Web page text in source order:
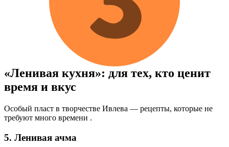
«Ленивая кухня»: для тех, кто ценит
время и вкус
Особый пласт в творчестве Ивлева — рецепты, которые не
требуют много времени .
5. Ленивая ачма